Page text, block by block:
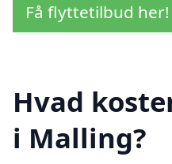
Få flyttetilbud her!
Hvad
i Malling?